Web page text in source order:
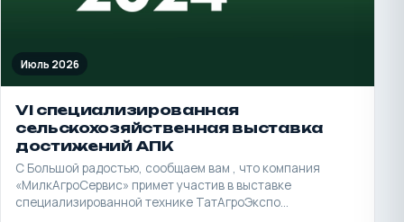
Июль 2026
VI специализированная
сельскохозяйственная выставка
достижений АПК
С Большой радостью, сообщаем вам , что компания
«МилкАгроСервис» примет участив в выставке
специализированной технике ТатАгроЭкспо…